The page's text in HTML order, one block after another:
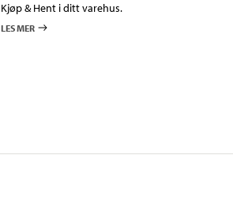
Kjøp & Hent i ditt varehus.
LES MER